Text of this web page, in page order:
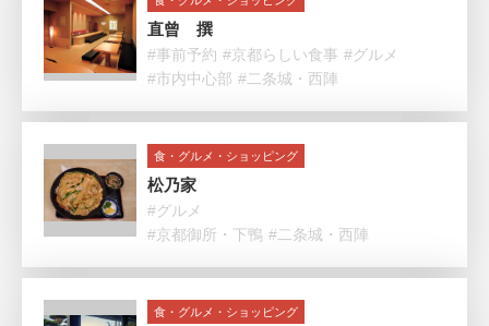
直曾 撰
#事前予約 #京都らしい食事 #グルメ
#市内中心部 #二条城・西陣
食・グルメ・ショッピング
松乃家
#グルメ
#京都御所・下鴨 #二条城・西陣
食・グルメ・ショッピング